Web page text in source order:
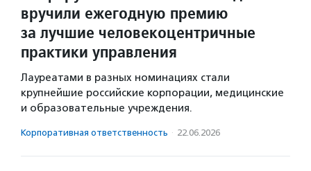
вручили ежегодную премию
за лучшие человекоцентричные
практики управления
Лауреатами в разных номинациях стали
крупнейшие российские корпорации, медицинские
и образовательные учреждения.
Корпоративная ответственность · 22.06.2026